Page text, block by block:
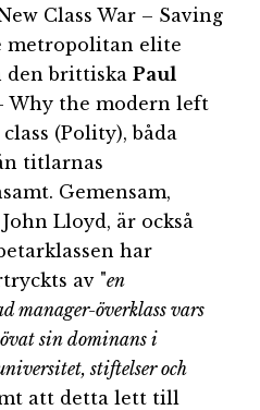
Class War – Saving
metropolitan elite
den brittiska Paul
Why the modern left
(Polity), båda
titlarnas
Gemensam,
Lloyd, är också
har
av "en
manager-överklass vars
sin dominans i
stiftelser och
att detta lett till